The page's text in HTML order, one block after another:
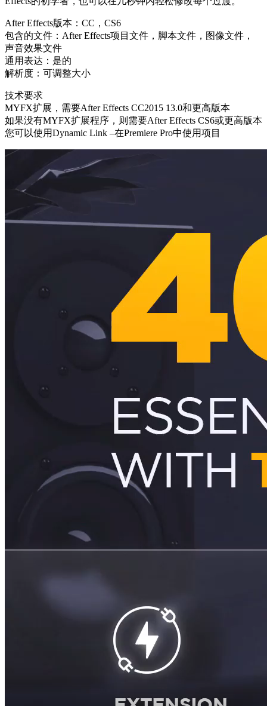
After Effects版本：CC，CS6
包含的文件：After Effects项目文件，脚本文件，图像文件，
声音效果文件
通用表达：是的
解析度：可调整大小
技术要求
MYFX扩展，需要After Effects CC2015 13.0和更高版本
如果没有MYFX扩展程序，则需要After Effects CS6或更高版本
您可以使用Dynamic Link –在Premiere Pro中使用项目